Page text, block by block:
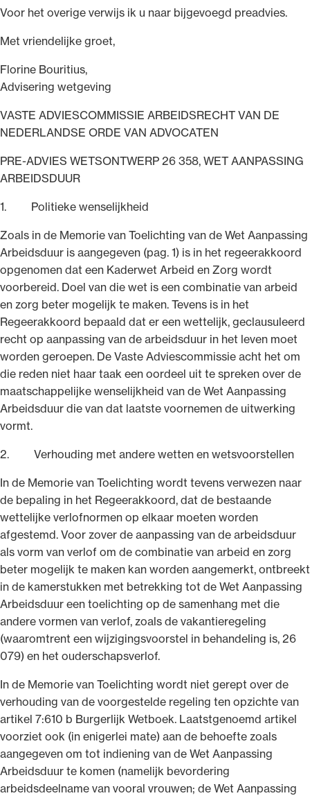
Voor het overige verwijs ik u naar bijgevoegd preadvies.
Met vriendelijke groet,
Florine Bouritius,
Advisering wetgeving
VASTE ADVIESCOMMISSIE ARBEIDSRECHT VAN DE
NEDERLANDSE ORDE VAN ADVOCATEN
PRE-ADVIES WETSONTWERP 26 358, WET AANPASSING
ARBEIDSDUUR
1. Politieke wenselijkheid
Zoals in de Memorie van Toelichting van de Wet Aanpassing
Arbeidsduur is aangegeven (pag. 1) is in het regeerakkoord
opgenomen dat een Kaderwet Arbeid en Zorg wordt
voorbereid. Doel van die wet is een combinatie van arbeid
en zorg beter mogelijk te maken. Tevens is in het
Regeerakkoord bepaald dat er een wettelijk, geclausuleerd
recht op aanpassing van de arbeidsduur in het leven moet
worden geroepen. De Vaste Adviescommissie acht het om
die reden niet haar taak een oordeel uit te spreken over de
maatschappelijke wenselijkheid van de Wet Aanpassing
Arbeidsduur die van dat laatste voornemen de uitwerking
vormt.
2. Verhouding met andere wetten en wetsvoorstellen
In de Memorie van Toelichting wordt tevens verwezen naar
de bepaling in het Regeerakkoord, dat de bestaande
wettelijke verlofnormen op elkaar moeten worden
afgestemd. Voor zover de aanpassing van de arbeidsduur
als vorm van verlof om de combinatie van arbeid en zorg
beter mogelijk te maken kan worden aangemerkt, ontbreekt
in de kamerstukken met betrekking tot de Wet Aanpassing
Arbeidsduur een toelichting op de samenhang met die
andere vormen van verlof, zoals de vakantieregeling
(waaromtrent een wijzigingsvoorstel in behandeling is, 26
079) en het ouderschapsverlof.
In de Memorie van Toelichting wordt niet gerept over de
verhouding van de voorgestelde regeling ten opzichte van
artikel 7:610 b Burgerlijk Wetboek. Laatstgenoemd artikel
voorziet ook (in enigerlei mate) aan de behoefte zoals
aangegeven om tot indiening van de Wet Aanpassing
Arbeidsduur te komen (namelijk bevordering
arbeidsdeelname van vooral vrouwen; de Wet Aanpassing